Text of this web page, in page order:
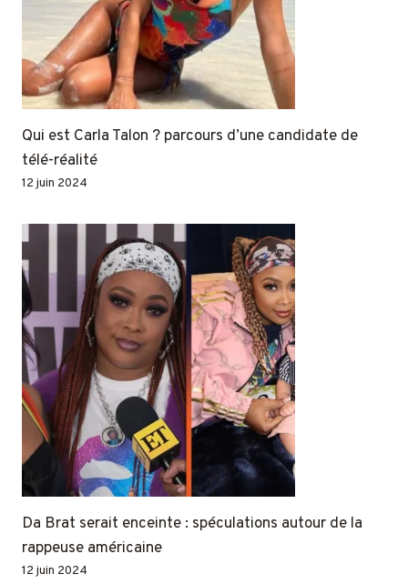
Qui est Carla Talon ? parcours d’une candidate de
télé-réalité
12 juin 2024
Da Brat serait enceinte : spéculations autour de la
rappeuse américaine
12 juin 2024